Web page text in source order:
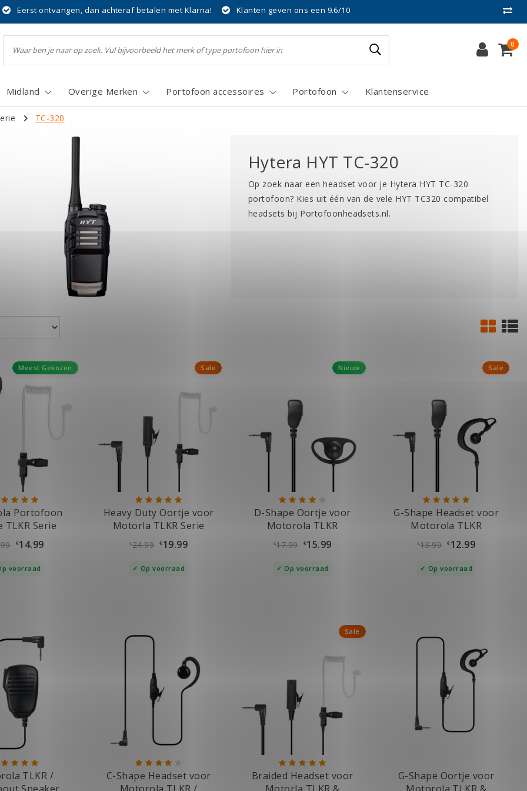
Eerst ontvangen, dan achteraf betalen met Klarna! Klanten geven ons een 9.6/10
0
Midland Overige Merken Portofoon accessoires Portofoon Klantenservice
TC-320
Hytera HYT TC-320
Op zoek naar een headset voor je Hytera HYT TC-320
portofoon? Kies uit één van de vele HYT TC320 compatibel
headsets bij Portofoonheadsets.nl.
Meest Gekozen
Portofoon
TLKR Serie
€14.99
voorraad
Sale
Heavy Duty Oortje voor
Motorla TLKR Serie
€24.99 €19.99
Op voorraad
Nieuw
D-Shape Oortje voor
Motorola TLKR
€17.99 €15.99
Op voorraad
Sale
G-Shape Headset voor
Motorola TLKR
€13.99 €12.99
Op voorraad
TLKR /
C-Shape Headset voor
Sale
Braided Headset voor
G-Shape Oortje voor